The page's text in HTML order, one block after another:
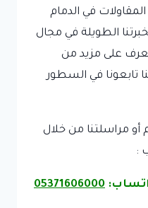
في الدمام
الطويلة في مجال
على مزيد من
تابعونا في السطور
أو مراسلتنا من خلال
:
05371606000